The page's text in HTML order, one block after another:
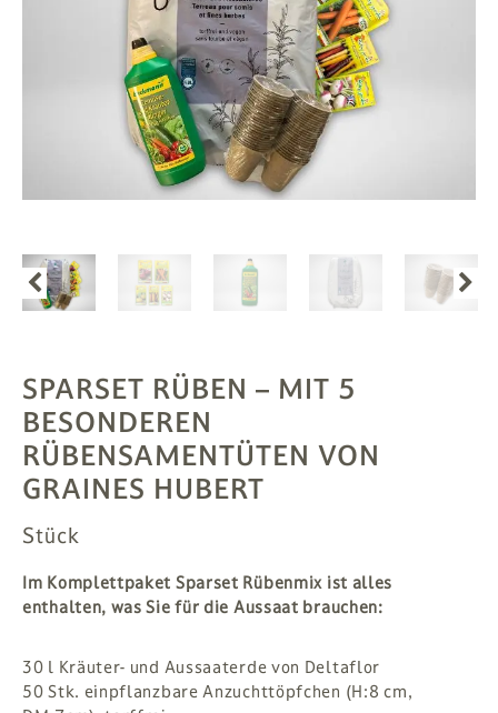
BEWÄSSERUNG
SUCHE
ANMELDEN
SPARSET RÜBEN – MIT 5
BESONDEREN
RÜBENSAMENTÜTEN VON
GRAINES HUBERT
Stück
Im Komplettpaket Sparset Rübenmix ist alles
enthalten, was Sie für die Aussaat brauchen:
30 l Kräuter- und Aussaaterde von Deltaflor
50 Stk. einpflanzbare Anzuchttöpfchen (H:8 cm,